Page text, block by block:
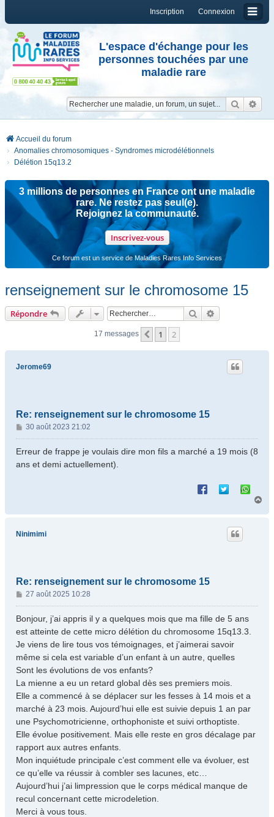
Connexion
Inscription
L'espace d'échange pour les
personnes touchées par une
maladie rare
Accueil du forum
Anomalies chromosomiques - Syndromes microdélétionnels
Délétion 15q13.2
3 millions de personnes en France ont une maladie
rare. Ne restez pas seul(e).
Rejoignez la communauté.
Inscrivez-vous
Ce forum est un service de Maladies Rares Info Services
renseignement sur le chromosome 15
Répondre Rechercher
17 messages Précédent
1 2
Jerome69
Re: renseignement sur le chromosome 15
M
e
s
30 août 2023 21:02
Erreur de frappe je voulais dire mon fils a marché a 19 mois (8
ans et demi actuellement).
Ninimimi
Re: renseignement sur le chromosome 15
M
e
s
g
e
27 août 2025 10:28
Bonjour, j’ai appris il y a quelques mois que ma fille de 5 ans
est atteinte de cette micro délétion du chromosome 15q13.3.
Je viens de lire tous vos témoignages, et j’aimerai savoir
même si cela est variable d’un enfant à un autre, quelles
Sont les évolutions de vos enfants?
La mienne a eu un retard global dès ses premiers mois.
Elle a commencé à se déplacer sur les fesses à 14 mois et a
marché à 23 mois. Aujourd’hui elle est suivie depuis 1 an par
une Psychomotricienne, orthophoniste et suivi orthoptiste.
Elle évolue positivement. Mais elle reste en gros décalage par
rapport aux autres enfants.
Mon inquiétude principale c’est comment elle va évoluer, est
ce qu’elle va réussir à combler ses lacunes, etc…
Aujourd’hui j’ai limpression que le corps médical manque de
recul concernant cette microdeletion.
Merci à vous tous.